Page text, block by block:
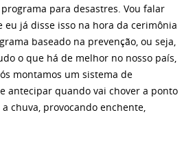
para desastres. Vou falar
já disse isso na hora da cerimônia
baseado na prevenção, ou seja,
o que há de melhor no nosso país,
montamos um sistema de
antecipar quando vai chover a ponto
chuva, provocando enchente,